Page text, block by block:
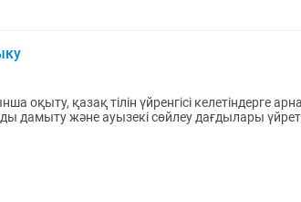
оқыту, қазақ тілін үйренгісі келетіндерге
дамыту және ауызекі сөйлеу дағдылары